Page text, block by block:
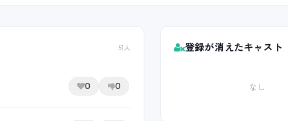
51人
0 0
登録が消えたキャスト
なし